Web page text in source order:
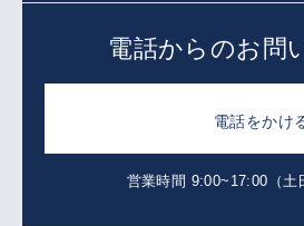
電話からのお問
電話をかけ
営業時間 9:00~17:00（土